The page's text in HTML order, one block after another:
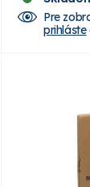
Pre
prihláste